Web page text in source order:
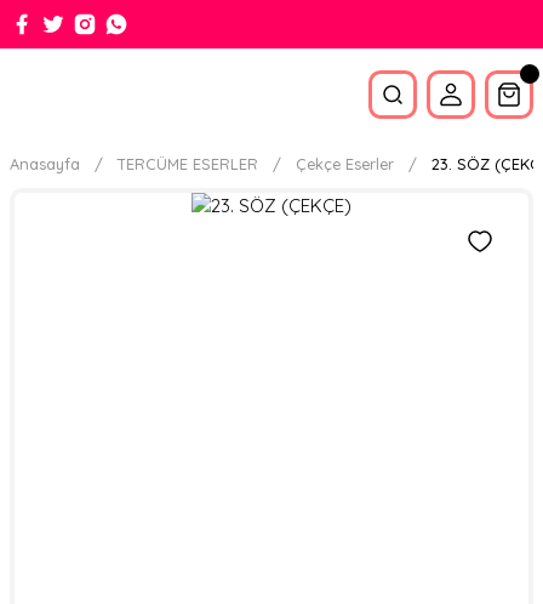
Anasayfa TERCÜME ESERLER Çekçe Eserler 23. SÖZ